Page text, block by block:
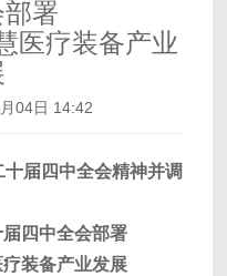
部署
医疗装备产业
04日 14:42
届四中全会精神并调
四中全会部署
装备产业发展